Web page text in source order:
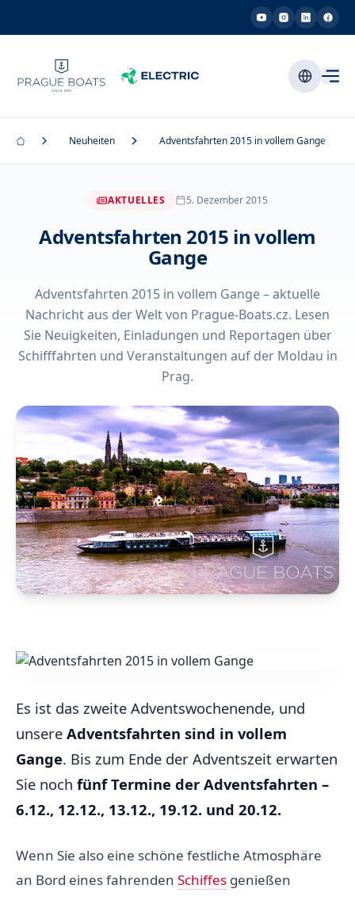
Neuheiten Adventsfahrten 2015 in vollem Gange
AKTUELLES 5. Dezember 2015
Adventsfahrten 2015 in vollem
Gange
Adventsfahrten 2015 in vollem Gange – aktuelle
Nachricht aus der Welt von Prague-Boats.cz. Lesen
Sie Neuigkeiten, Einladungen und Reportagen über
Schifffahrten und Veranstaltungen auf der Moldau in
Prag.
Es ist das zweite Adventswochenende, und
unsere Adventsfahrten sind in vollem
Gange. Bis zum Ende der Adventszeit erwarten
Sie noch fünf Termine der Adventsfahrten –
6.12., 12.12., 13.12., 19.12. und 20.12.
Wenn Sie also eine schöne festliche Atmosphäre
an Bord eines fahrenden Schiffes genießen